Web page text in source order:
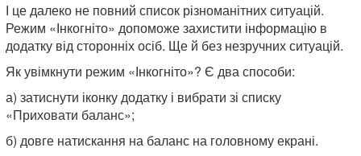
І це далеко не повний список різноманітних ситуацій.
Режим «Інкогніто» допоможе захистити інформацію в
додатку від сторонніх осіб. Ще й без незручних ситуацій.
Як увімкнути режим «Інкогніто»? Є два способи:
а) затиснути іконку додатку і вибрати зі списку
«Приховати баланс»;
б) довге натискання на баланс на головному екрані.